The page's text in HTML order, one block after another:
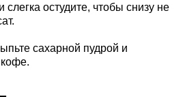
слегка остудите, чтобы снизу не
сахарной пудрой и